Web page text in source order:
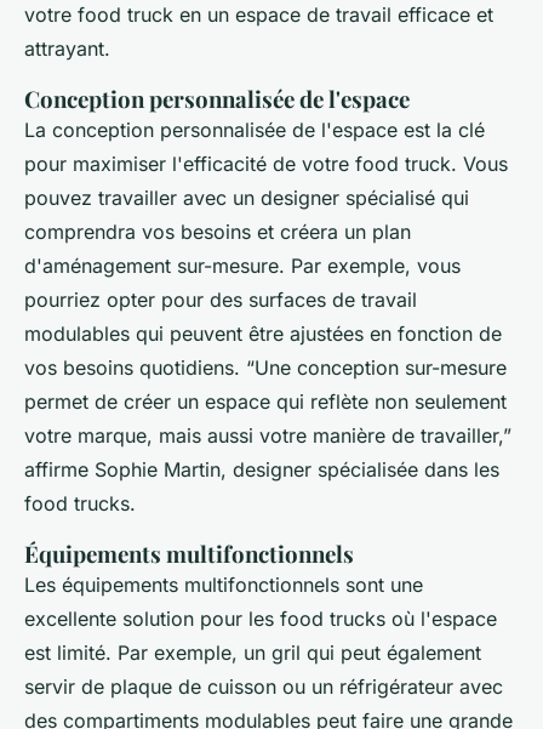
votre food truck en un espace de travail efficace et
attrayant.
Conception personnalisée de l'espace
La conception personnalisée de l'espace est la clé
pour maximiser l'efficacité de votre food truck. Vous
pouvez travailler avec un designer spécialisé qui
comprendra vos besoins et créera un plan
d'aménagement sur-mesure. Par exemple, vous
pourriez opter pour des surfaces de travail
modulables qui peuvent être ajustées en fonction de
vos besoins quotidiens. “Une conception sur-mesure
permet de créer un espace qui reflète non seulement
votre marque, mais aussi votre manière de travailler,”
affirme Sophie Martin, designer spécialisée dans les
food trucks.
Équipements multifonctionnels
Les équipements multifonctionnels sont une
excellente solution pour les food trucks où l'espace
est limité. Par exemple, un gril qui peut également
servir de plaque de cuisson ou un réfrigérateur avec
des compartiments modulables peut faire une grande